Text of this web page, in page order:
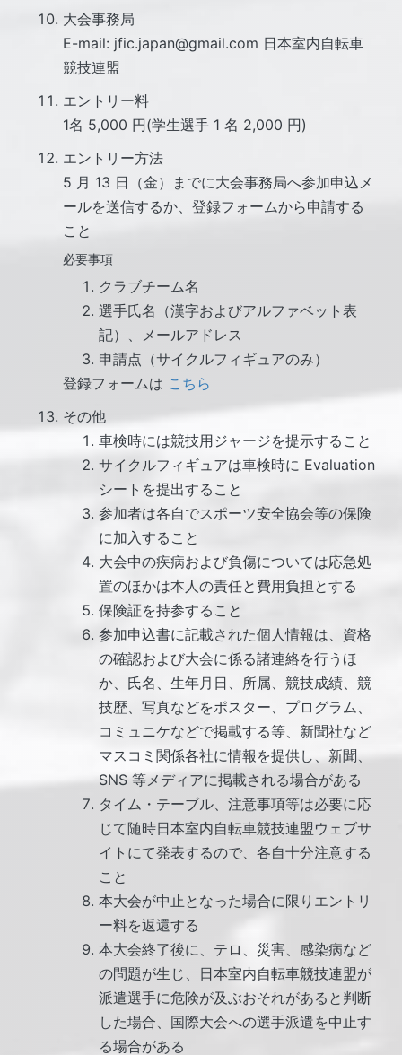
大会事務局
E-mail: jfic.japan@gmail.com 日本室内自転車
競技連盟
エントリー料
1名 5,000 円(学生選手 1 名 2,000 円)
エントリー方法
5 月 13 日（金）までに大会事務局へ参加申込メ
ールを送信するか、登録フォームから申請する
こと
必要事項
クラブチーム名
選手氏名（漢字およびアルファベット表
記）、メールアドレス
申請点（サイクルフィギュアのみ）
登録フォームは こちら
その他
車検時には競技用ジャージを提示すること
サイクルフィギュアは車検時に Evaluation
シートを提出すること
参加者は各自でスポーツ安全協会等の保険
に加入すること
大会中の疾病および負傷については応急処
置のほかは本人の責任と費用負担とする
保険証を持参すること
参加申込書に記載された個人情報は、資格
の確認および大会に係る諸連絡を行うほ
か、氏名、生年月日、所属、競技成績、競
技歴、写真などをポスター、プログラム、
コミュニケなどで掲載する等、新聞社など
マスコミ関係各社に情報を提供し、新聞、
SNS 等メディアに掲載される場合がある
タイム・テーブル、注意事項等は必要に応
じて随時日本室内自転車競技連盟ウェブサ
イトにて発表するので、各自十分注意する
こと
本大会が中止となった場合に限りエントリ
ー料を返還する
本大会終了後に、テロ、災害、感染病など
の問題が生じ、日本室内自転車競技連盟が
派遣選手に危険が及ぶおそれがあると判断
した場合、国際大会への選手派遣を中止す
る場合がある